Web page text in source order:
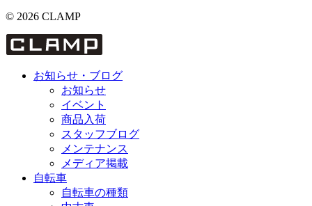
© 2026 CLAMP
お知らせ・ブログ
お知らせ
イベント
商品入荷
スタッフブログ
メンテナンス
メディア掲載
自転車
自転車の種類